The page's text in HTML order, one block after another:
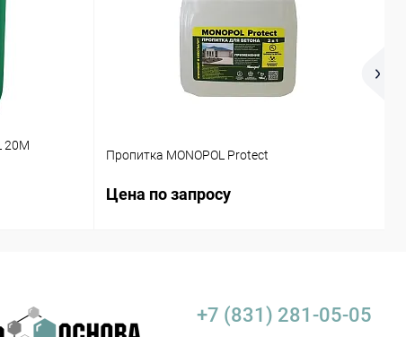
20М
Пропитка MONOPOL Protect
Цена по запросу
+7 (831) 281-05-05